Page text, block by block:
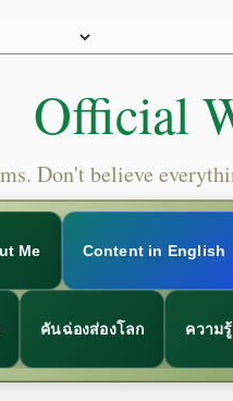
Official
Don't believe
Me Content in English
คันฉ่องส่องโลก ความ